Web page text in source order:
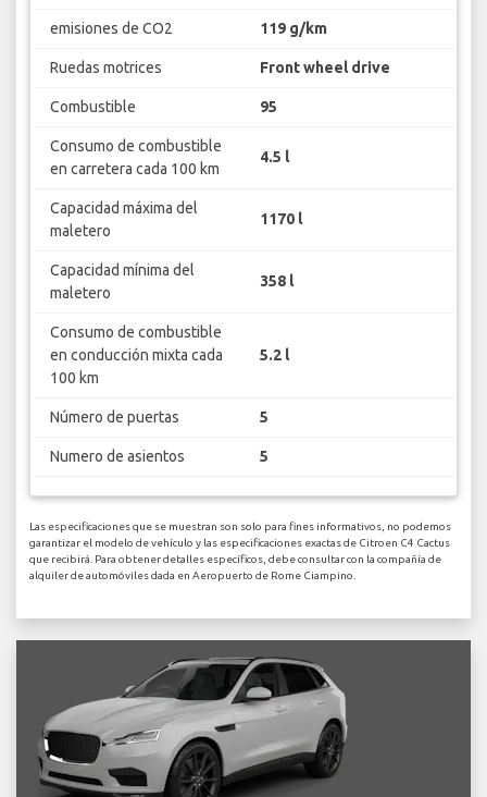
emisiones de CO2 119 g/km
Ruedas motrices Front wheel drive
Combustible 95
Consumo de combustible
en carretera cada 100 km
4.5 l
Capacidad máxima del
maletero
1170 l
Capacidad mínima del
maletero
358 l
Consumo de combustible
en conducción mixta cada
100 km
5.2 l
Número de puertas 5
Numero de asientos 5
Las especificaciones que se muestran son solo para fines informativos, no podemos
garantizar el modelo de vehículo y las especificaciones exactas de Citroen C4 Cactus
que recibirá. Para obtener detalles específicos, debe consultar con la compañía de
alquiler de automóviles dada en Aeropuerto de Rome Ciampino.